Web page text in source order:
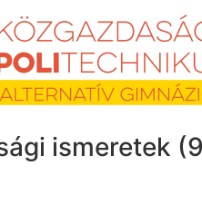
ismeretek